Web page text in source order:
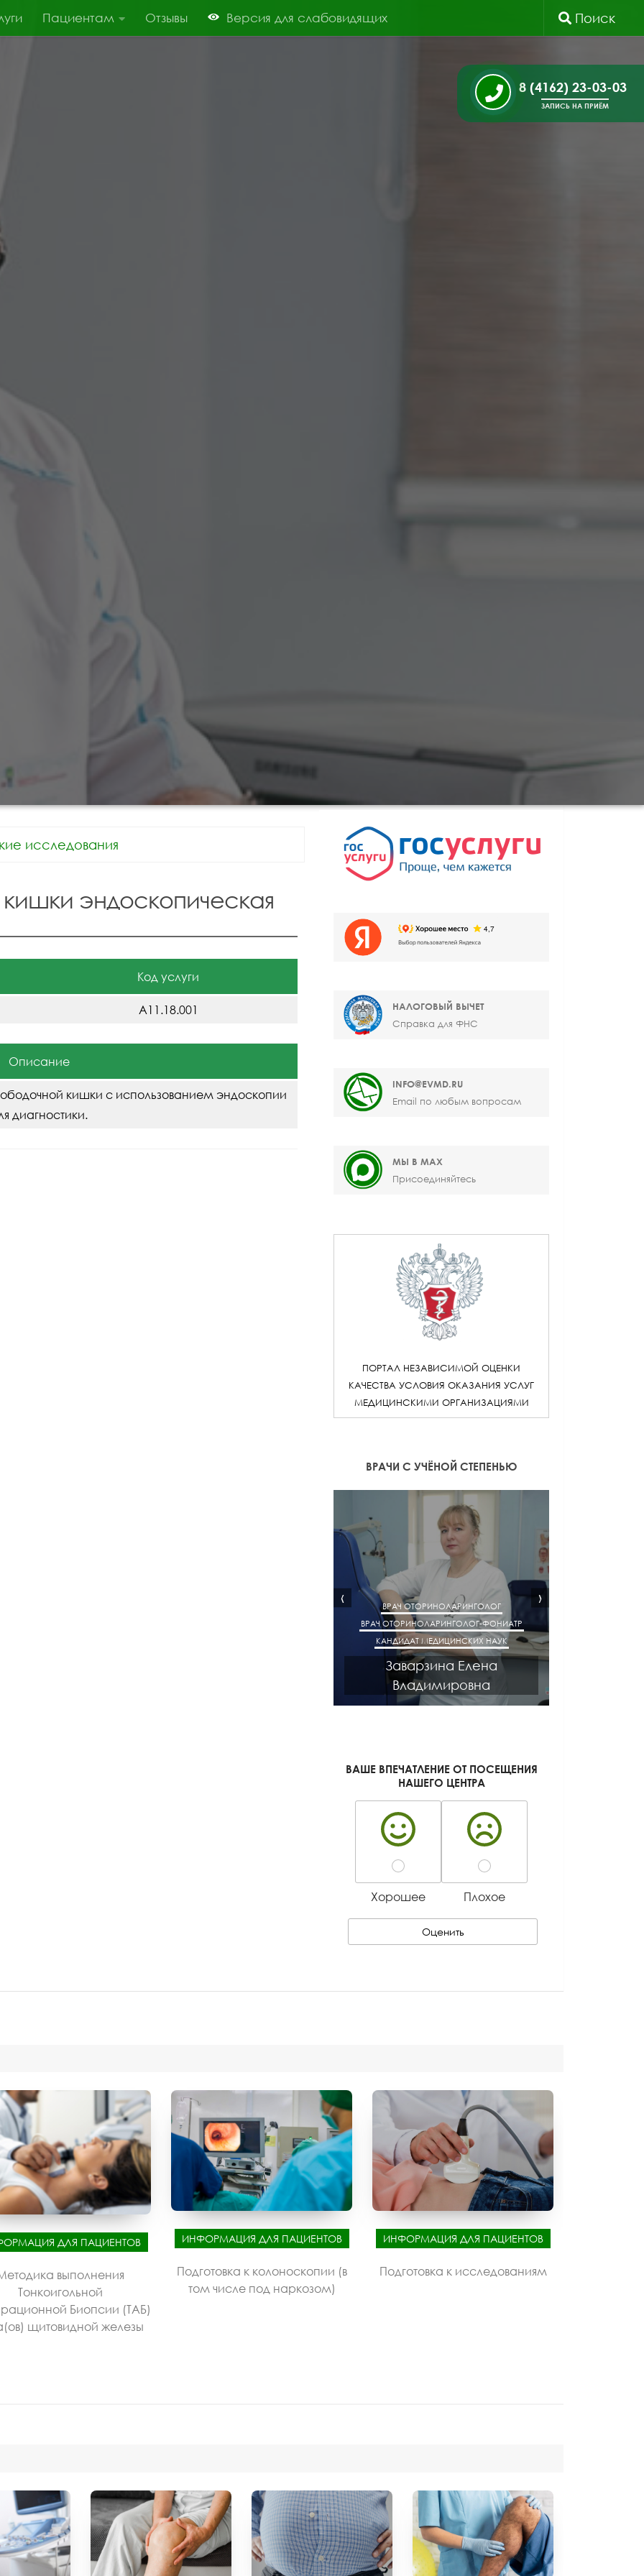
Пациентам Отзывы Версия для слабовидящих Поиск
8 (4162) 23-03-03
ЗАПИСЬ НА ПРИЁМ
исследования
эндоскопическая
Код услуги
A11.18.001
Описание
кишки с использованием эндоскопии
диагностики.
НАЛОГОВЫЙ ВЫЧЕТ
Справка для ФНС
INFO@EVMD.RU
Email по любым вопросам
МЫ В MAX
Присоединяйтесь
ПОРТАЛ НЕЗАВИСИМОЙ ОЦЕНКИ
КАЧЕСТВА УСЛОВИЯ ОКАЗАНИЯ УСЛУГ
МЕДИЦИНСКИМИ ОРГАНИЗАЦИЯМИ
ВРАЧИ С УЧЁНОЙ СТЕПЕНЬЮ
ВРАЧ ОТОРИНОЛАРИНГОЛОГ
ВРАЧ ОТОРИНОЛАРИНГОЛОГ-ФОНИАТР
КАНДИДАТ МЕДИЦИНСКИХ НАУК
Заварзина Елена
Владимировна
‹ ›
ВАШЕ ВПЕЧАТЛЕНИЕ ОТ ПОСЕЩЕНИЯ
НАШЕГО ЦЕНТРА
Хорошее Плохое
Оценить
ДЛЯ ПАЦИЕНТОВ
выполнения
Тонкоигольной
Биопсии (ТАБ)
щитовидной железы
ИНФОРМАЦИЯ ДЛЯ ПАЦИЕНТОВ
Подготовка к колоноскопии (в
том числе под наркозом)
ИНФОРМАЦИЯ ДЛЯ ПАЦИЕНТОВ
Подготовка к исследованиям